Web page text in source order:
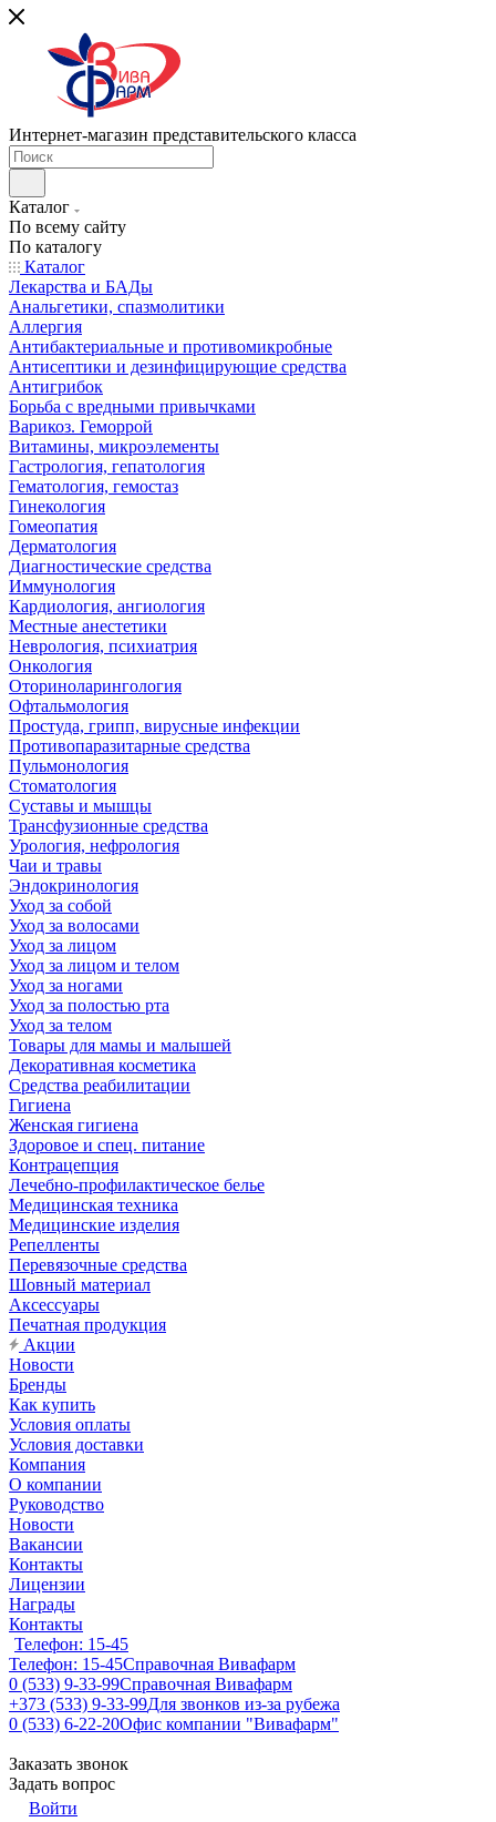
Интернет-магазин представительского класса
Каталог
По всему сайту
По каталогу
Каталог
Лекарства и БАДы
Анальгетики, спазмолитики
Аллергия
Антибактериальные и противомикробные
Антисептики и дезинфицирующие средства
Антигрибок
Борьба с вредными привычками
Варикоз. Геморрой
Витамины, микроэлементы
Гастрология, гепатология
Гематология, гемостаз
Гинекология
Гомеопатия
Дерматология
Диагностические средства
Иммунология
Кардиология, ангиология
Местные анестетики
Неврология, психиатрия
Онкология
Оториноларингология
Офтальмология
Простуда, грипп, вирусные инфекции
Противопаразитарные средства
Пульмонология
Стоматология
Суставы и мышцы
Трансфузионные средства
Урология, нефрология
Чаи и травы
Эндокринология
Уход за собой
Уход за волосами
Уход за лицом
Уход за лицом и телом
Уход за ногами
Уход за полостью рта
Уход за телом
Товары для мамы и малышей
Декоративная косметика
Средства реабилитации
Гигиена
Женская гигиена
Здоровое и спец. питание
Контрацепция
Лечебно-профилактическое белье
Медицинская техника
Медицинские изделия
Репелленты
Перевязочные средства
Шовный материал
Аксессуары
Печатная продукция
Акции
Новости
Бренды
Как купить
Условия оплаты
Условия доставки
Компания
О компании
Руководство
Новости
Вакансии
Контакты
Лицензии
Награды
Контакты
Телефон: 15-45
Телефон: 15-45Справочная Вивафарм
0 (533) 9-33-99Справочная Вивафарм
+373 (533) 9-33-99Для звонков из-за рубежа
0 (533) 6-22-20Офис компании "Вивафарм"
Заказать звонок
Задать вопрос
Войти